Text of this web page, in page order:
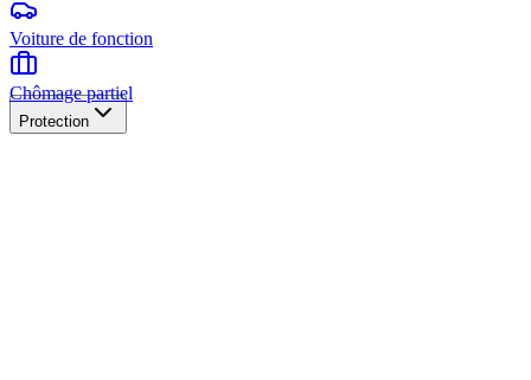
Voiture de fonction
Chômage partiel
Protection